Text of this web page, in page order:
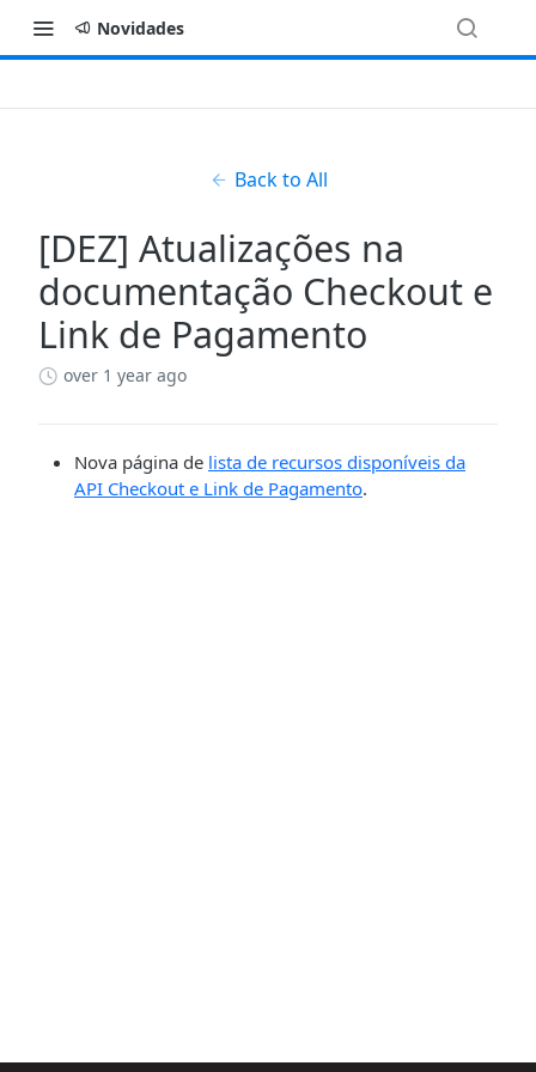
Novidades
Back to All
[DEZ] Atualizações na
documentação Checkout e
Link de Pagamento
over 1 year ago
Nova página de lista de recursos disponíveis da
API Checkout e Link de Pagamento.